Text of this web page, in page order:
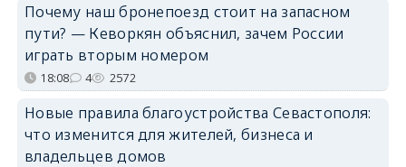
Почему наш бронепоезд стоит на запасном
пути? — Кеворкян объяснил, зачем России
играть вторым номером
18:08 4 2572
Новые правила благоустройства Севастополя:
что изменится для жителей, бизнеса и
владельцев домов